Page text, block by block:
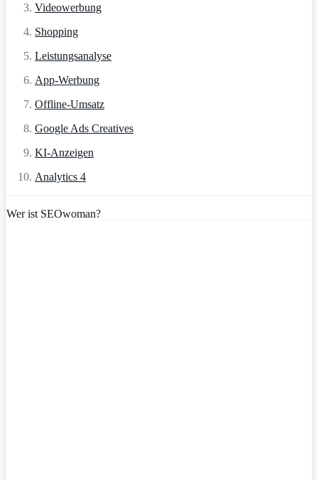
Videowerbung
Shopping
Leistungsanalyse
App-Werbung
Offline-Umsatz
Google Ads Creatives
KI-Anzeigen
Analytics 4
Wer ist SEOwoman?